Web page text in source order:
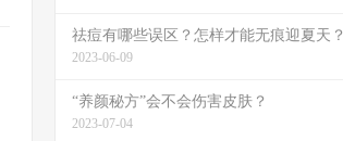
祛痘有哪些误区？怎样才能无痕迎夏天？
2023-06-09
“养颜秘方”会不会伤害皮肤？
2023-07-04